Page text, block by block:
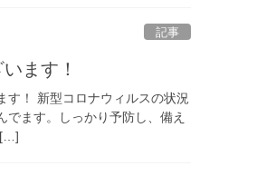
記事
ます！
す！ 新型コロナウィルスの状況
ます。しっかり予防し、備え
[…]